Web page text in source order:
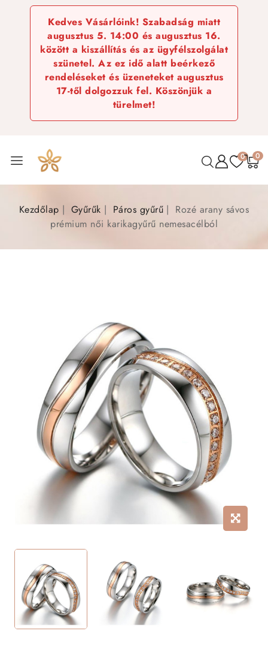
Kedves Vásárlóink! Szabadság miatt
augusztus 5. 14:00 és augusztus 16.
között a kiszállítás és az ügyfélszolgálat
szünetel. Az ez idő alatt beérkező
rendeléseket és üzeneteket augusztus
17-től dolgozzuk fel. Köszönjük a
türelmet!
0 0
Kezdőlap Gyűrűk Páros gyűrű
Rozé arany sávos
prémium női karikagyűrű nemesacélból